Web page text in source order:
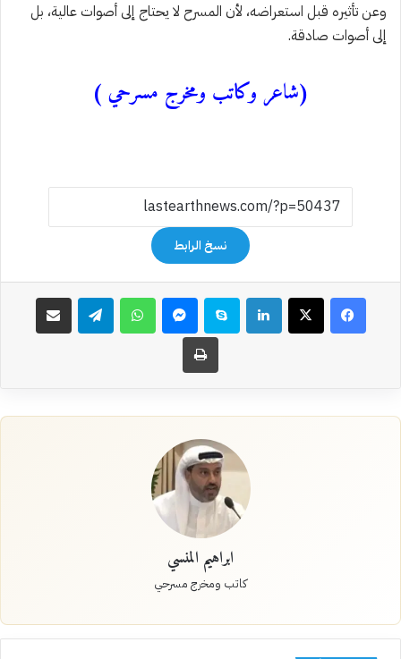
وعن تأثيره قبل استعراضه، لأن المسرح لا يحتاج إلى أصوات عالية، بل
إلى أصوات صادقة.
(شاعر وكاتب ومخرج مسرحي )
نسخ الرابط
فيسبوك‫X لينكدإن سكايب ماسنجر واتساب تيلقرام مشاركة عبر البريد
طباعة
ابراهيم المنسي
كاتب ومخرج مسرحي